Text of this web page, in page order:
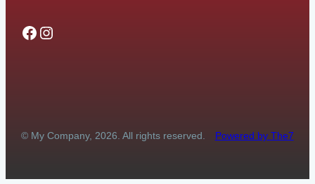
Facebook
Instagram
© My Company, 2026. All rights reserved. Powered by The7